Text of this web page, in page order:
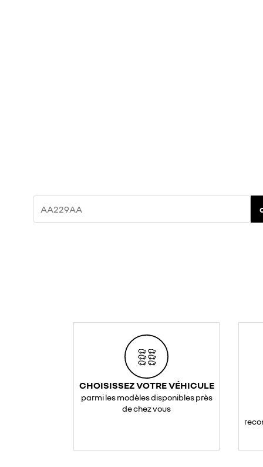
CHOISISSEZ VOTRE VÉHICULE
parmi les modèles disponibles près
de chez vous